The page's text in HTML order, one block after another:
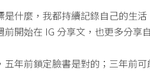
是什麼，我都持續記錄自己的生
前開始在 IG 分享文，也更多分享
五年前鎖定臉書是對的；三年前